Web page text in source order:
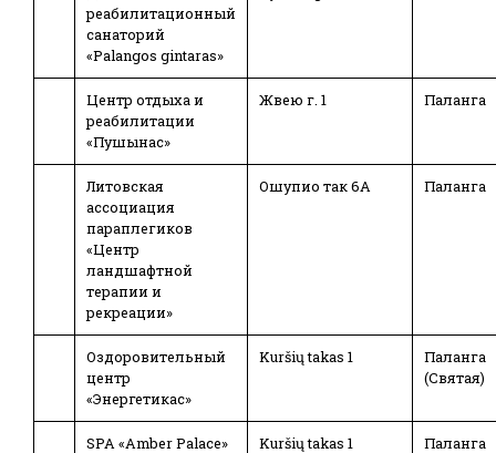
реабилитационный
санаторий
«Palangos gintaras»
Центр отдыха и
реабилитации
«Пушынас»
Жвею г. 1 Паланга
Литовская
ассоциация
параплегиков
«Центр
ландшафтной
терапии и
рекреации»
Ошупио так 6A Паланга
Оздоровительный
центр
«Энергетикас»
Kuršių takas 1
Паланга
(Святая)
SPA «Amber Palace» Kuršių takas 1
Паланга